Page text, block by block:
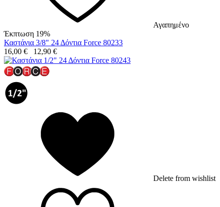
Αγαπημένο
Έκπτωση 19%
Καστάνια 3/8" 24 Δόντια Force 80233
16,00 € 12,90 €
Delete from wishlist